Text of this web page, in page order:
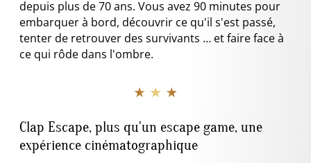
depuis plus de 70 ans. Vous avez 90 minutes pour
embarquer à bord, découvrir ce qu'il s'est passé,
tenter de retrouver des survivants … et faire face à
ce qui rôde dans l'ombre.
★ ★ ★
Clap Escape, plus qu'un escape game, une
expérience cinématographique